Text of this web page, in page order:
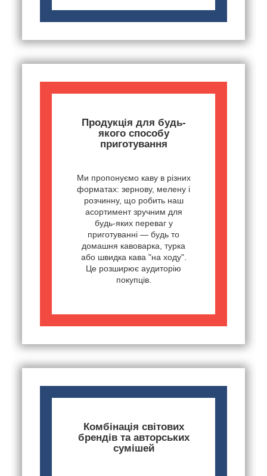
Продукція для будь-
якого способу
приготування
Ми пропонуємо каву в різних
форматах: зернову, мелену і
розчинну, що робить наш
асортимент зручним для
будь-яких переваг у
приготуванні — будь то
домашня кавоварка, турка
або швидка кава "на ходу".
Це розширює аудиторію
покупців.
Комбінація світових
брендів та авторських
сумішей